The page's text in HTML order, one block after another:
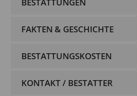
FAKTEN & GESCHICHTE
BESTATTUNGSKOSTEN
KONTAKT / BESTATTER